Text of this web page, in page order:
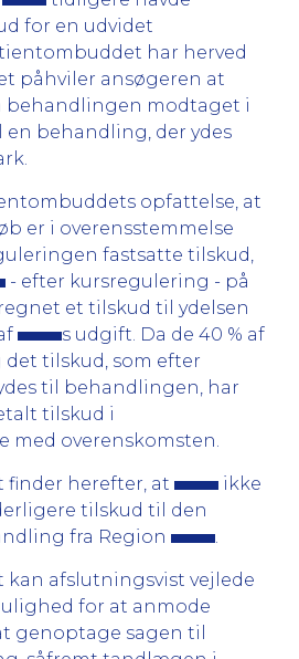
for en udvidet
har herved
påhviler ansøgeren at
behandlingen modtaget i
en behandling, der ydes
opfattelse, at
er i overensstemmelse
fastsatte tilskud,
- efter kursregulering - på
et tilskud til ydelsen
s udgift. Da de 40 % af
tilskud, som efter
til behandlingen, har
tilskud i
med overenskomsten.
herefter, at
ikke
tilskud til den
fra Region
afslutningsvist vejlede
for at anmode
genoptage sagen til